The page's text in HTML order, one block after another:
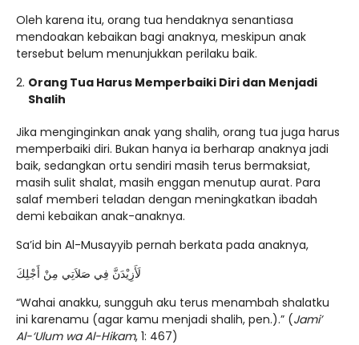
Oleh karena itu, orang tua hendaknya senantiasa
mendoakan kebaikan bagi anaknya, meskipun anak
tersebut belum menunjukkan perilaku baik.
Orang Tua Harus Memperbaiki Diri dan Menjadi
Shalih
Jika menginginkan anak yang shalih, orang tua juga harus
memperbaiki diri. Bukan hanya ia berharap anaknya jadi
baik, sedangkan ortu sendiri masih terus bermaksiat,
masih sulit shalat, masih enggan menutup aurat. Para
salaf memberi teladan dengan meningkatkan ibadah
demi kebaikan anak-anaknya.
Sa’id bin Al-Musayyib pernah berkata pada anaknya,
لَأَزِيْدَنَّ فِي صَلاَتِي مِنْ أَجْلِكَ
“Wahai anakku, sungguh aku terus menambah shalatku
ini karenamu (agar kamu menjadi shalih, pen.).” (Jami’
Al-‘Ulum wa Al-Hikam, 1: 467)